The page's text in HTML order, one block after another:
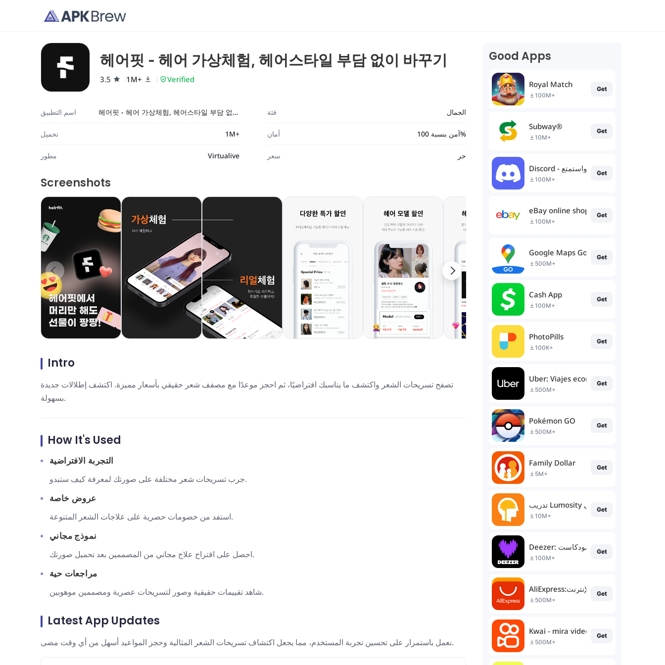
헤어핏 - 헤어 가상체험, 헤어스타일 부담 없이 바꾸기
3.5 1M+ Verified
اسم التطبيق 헤어핏 - 헤어 가상체험, 헤어스타일 부담 없이 바꾸기 فئة الجمال
تحميل 1M+ أمان آمن بنسبة 100%
مطور Virtualive سعر حر
Screenshots
Intro
تصفح تسريحات الشعر واكتشف ما يناسبك افتراضيًا، ثم احجز موعدًا مع مصفف شعر حقيقي بأسعار مميزة. اكتشف إطلالات جديدة
بسهولة.
How It's Used
التجربة الافتراضية
جرب تسريحات شعر مختلفة على صورتك لمعرفة كيف ستبدو.
عروض خاصة
استفد من خصومات حصرية على علاجات الشعر المتنوعة.
نموذج مجاني
احصل على اقتراح علاج مجاني من المصممين بعد تحميل صورتك.
مراجعات حية
شاهد تقييمات حقيقية وصور لتسريحات عصرية ومصممين موهوبين.
Latest App Updates
نعمل باستمرار على تحسين تجربة المستخدم، مما يجعل اكتشاف تسريحات الشعر المثالية وحجز المواعيد أسهل من أي وقت مضى.
Good Apps
Royal Match
100M+
Get
Subway®
10M+
Get
Discord - تحدث والعب واستمتع
100M+
Get
eBay online shopping & selling
100M+
Get
Google Maps Go
500M+
Get
Cash App
100M+
Get
PhotoPills
100K+
Get
Uber: Viajes económicos
500M+
Get
Pokémon GO
500M+
Get
Family Dollar
5M+
Get
تدريب Lumosity العقلي
10M+
Get
Deezer: مشغل الموسيقى وبودكاست
100M+
Get
AliExpress:تسوق عبر الإنترنت
500M+
Get
Kwai - mira videos divertidos
500M+
Get